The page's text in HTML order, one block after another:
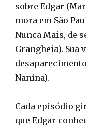
sobre Edgar
mora em São
Nunca Mais, de
Grangheia). Sua
Nanina).
Cada episódio
que Edgar